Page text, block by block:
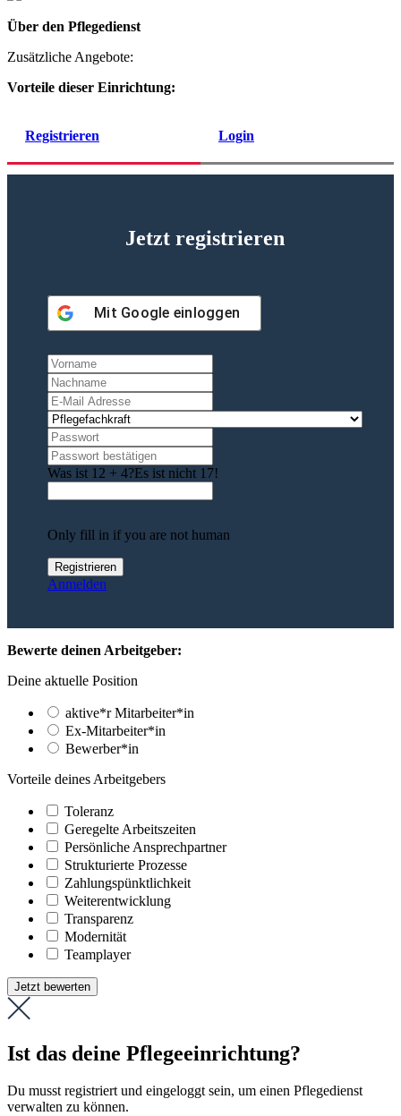
Über den Pflegedienst
Zusätzliche Angebote:
Vorteile dieser Einrichtung:
Registrieren Login
Jetzt registrieren
Mit Google einloggen
Was ist 12 + 4?Es ist nicht 17!
Only fill in if you are not human
Anmelden
Bewerte deinen Arbeitgeber:
Deine aktuelle Position
aktive*r Mitarbeiter*in
Ex-Mitarbeiter*in
Bewerber*in
Vorteile deines Arbeitgebers
Toleranz
Geregelte Arbeitszeiten
Persönliche Ansprechpartner
Strukturierte Prozesse
Zahlungs­pünktlichkeit
Weiter­entwicklung
Transparenz
Modernität
Teamplayer
Jetzt bewerten
Ist das deine Pflegeeinrichtung?
Du musst registriert und eingeloggt sein, um einen Pflegedienst
verwalten zu können.